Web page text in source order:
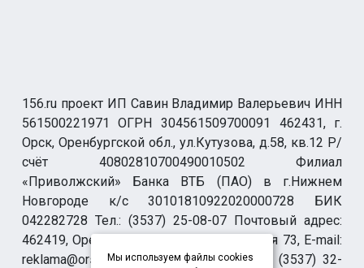
156.ru проект ИП Савин Владимир Валерьевич ИНН
561500221971 ОГРН 304561509700091 462431, г.
Орск, Оренбургской обл., ул.Кутузова, д.58, кв.12 Р/
счёт 40802810700490010502 Филиал
«Приволжский» Банка ВТБ (ПАО) в г.Нижнем
Новгороде к/с 30101810922020000728 БИК
042282728 Тел.: (3537) 25-08-07 Почтовый адрес:
462419, Оренбургская обл., г. Орск-19 а/я 73, E-mail:
reklama@orsk.ru ТЕЛЕФОН МОДЕРАЦИИ (3537) 32-
Мы используем файлы cookies